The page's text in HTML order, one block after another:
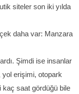
siteler son iki yılda
daha var: Manzara
Şimdi ise insanlar
yol erişimi, otopark
kaç saat gördüğü bile